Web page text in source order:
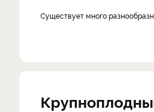
существует много